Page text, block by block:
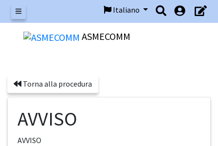
Menu
Italiano
ASMECOMM
Torna alla procedura
AVVISO
AVVISO